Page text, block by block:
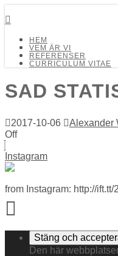
HEM
VEM ÄR VI
REFERENSER
CURRICULUM VITAE
SAD
2017-10-06
Alexander
Off
Instagram
from Instagram: http://
Den här